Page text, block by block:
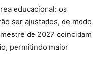
educacional: os
ser ajustados, de modo
de 2027 coincidam
permitindo maior